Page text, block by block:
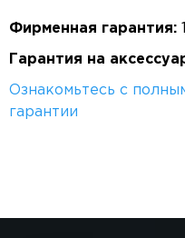
Фирменная гарантия:
Гарантия на
Ознакомьтесь с
гарантии